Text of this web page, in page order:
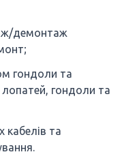
демонтаж
гондоли та
гондоли та
кабелів та